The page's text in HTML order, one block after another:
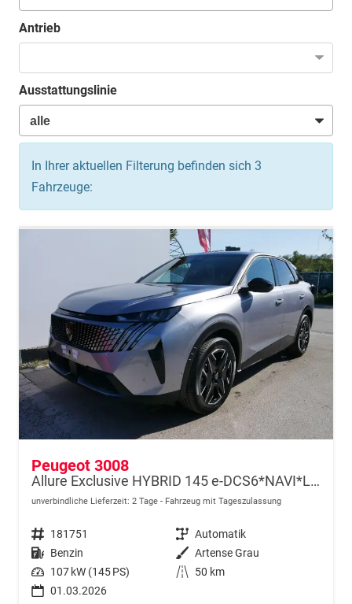
Antrieb
Ausstattungslinie
In Ihrer aktuellen Filterung befinden sich 3
Fahrzeuge:
Peugeot 3008
Allure Exclusive HYBRID 145 e-DCS6*NAVI*LED*PDC*360*KAMERA*TEMPOMAT*19-ZOLL-ALU
unverbindliche Lieferzeit: 2 Tage Fahrzeug mit Tageszulassung
Fahrzeugnr. 181751 Getriebe Automatik
Kraftstoff Benzin Außenfarbe Artense Grau
Leistung 107 kW (145 PS) Kilometerstand
50 km
01.03.2026